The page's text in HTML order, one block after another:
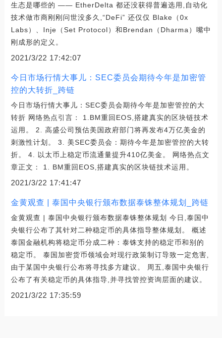
生态是哪些的 —— EtherDelta 都还没获得普遍选用,自动化
技术做市商刚刚问世没多久,“DeFi” 还仅仅 Blake（0x
Labs）、Inje（Set Protocol）和Brendan（Dharma）嘴中
刚成形的定义。
2021/3/22 17:42:07
今日市场行情大事儿：SEC委员会期待今年是加密管
控的大转折_跨链
今日市场行情大事儿：SEC委员会期待今年是加密管控的大
转折 网络热点引言： 1.BM重回EOS,搭建真实的区块链技术
运用。 2. 高盛公司预估美国政府部门将再发布4万亿美金的
刺激性计划。 3. 美SEC委员会：期待今年是加密管控的大转
折。 4. 以太币上稳定币流通量提升410亿美金。 网络热点文
章正文： 1. BM重回EOS,搭建真实的区块链技术运用。
2021/3/22 17:41:47
金黄观查 | 泰国中央银行颁布数据泰铢整体规划_跨链
金黄观查 | 泰国中央银行颁布数据泰铢整体规划 今日,泰国中
央银行公布了其针对二种稳定币的具体指导整体规划。 概述
泰国金融机构将稳定币分成二种：泰铢支持的稳定币和别的
稳定币。 泰国加密货币领域会对现行政策制订导致一定危害,
由于某国中央银行公布将寻找多方建议。 周五,泰国中央银行
公布了有关稳定币的具体指导,并寻找管控资询层面的建议。
2021/3/22 17:35:59